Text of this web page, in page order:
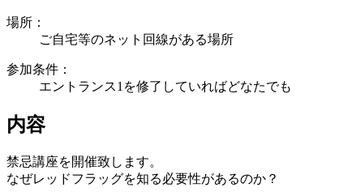
場所：
ご自宅等のネット回線がある場所
参加条件：
エントランス1を修了していればどなたでも
内容
禁忌講座を開催致します。
なぜレッドフラッグを知る必要性があるのか？